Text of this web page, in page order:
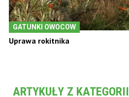
GATUNKI OWOCOW
Uprawa rokitnika
ARTYKUŁY Z KATEGORII